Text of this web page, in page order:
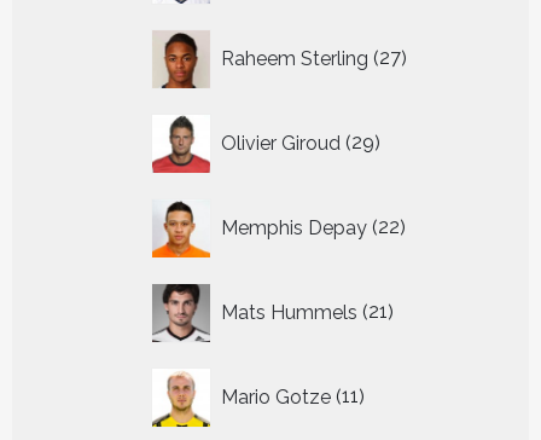
Raheem Sterling 27
producten
Olivier Giroud 29
producten
Memphis Depay 22
producten
Mats Hummels 21
producten
Mario Gotze 11
producten